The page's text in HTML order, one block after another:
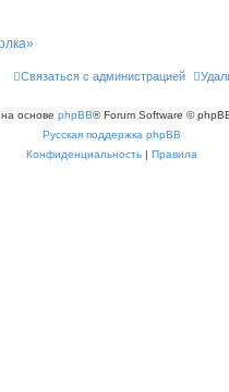
Связаться с администрацией
основе phpBB® Forum Software ©
Русская поддержка phpBB
Конфиденциальность | Правила